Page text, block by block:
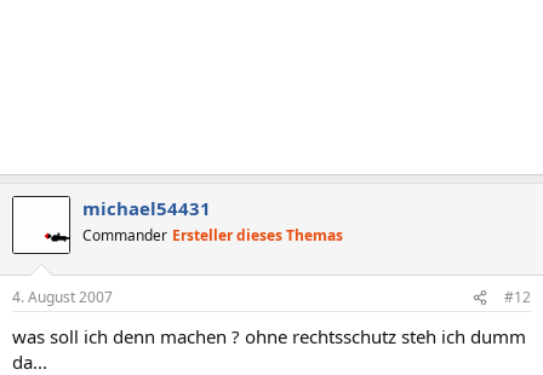
michael54431
Commander Ersteller dieses Themas
4. August 2007 #12
was soll ich denn machen ? ohne rechtsschutz steh ich dumm
da...